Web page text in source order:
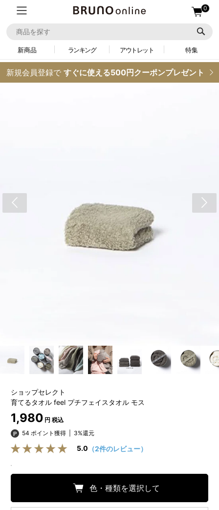
0
新商品 ランキング アウトレット 特集
新規会員登録で すぐに使える500円クーポンプレゼント
ショップセレクト
育てるタオル feel プチフェイスタオル モス
1,980 円 税込
54 ポイント獲得
3%還元
5.0 （2件のレビュー）
色・種類を選択して